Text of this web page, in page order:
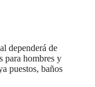
dependerá de
para hombres y
puestos, baños